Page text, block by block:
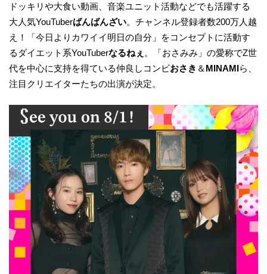
ドッキリや大食い動画、音楽ユニット活動などでも活躍する
大人気YouTuberばんばんざい。チャンネル登録者数200万人越
え！「今日よりカワイイ明日の自分」をコンセプトに活動す
るダイエット系YouTuberなるねぇ 。「おさみみ」の愛称でZ世
代を中心に支持を得ている仲良しコンビおさき ＆ MINAMIら、
注目クリエイターたちの出演が決定。